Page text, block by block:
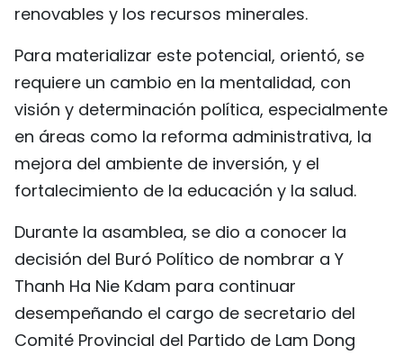
renovables y los recursos minerales.
Para materializar este potencial, orientó, se
requiere un cambio en la mentalidad, con
visión y determinación política, especialmente
en áreas como la reforma administrativa, la
mejora del ambiente de inversión, y el
fortalecimiento de la educación y la salud.
Durante la asamblea, se dio a conocer la
decisión del Buró Político de nombrar a Y
Thanh Ha Nie Kdam para continuar
desempeñando el cargo de secretario del
Comité Provincial del Partido de Lam Dong